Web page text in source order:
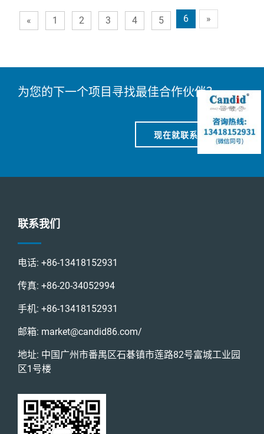
« 1 2 3 4 5 6 »
为您的下一个项目寻找最佳合作伙伴？
现在就联系我们
联系我们
电话: +86-13418152931
传真: +86-20-34052994
手机: +86-13418152931
邮箱: market@candid86.com/
地址: 中国广州市番禺区石碁镇市莲路82号富城工业园
区1号楼